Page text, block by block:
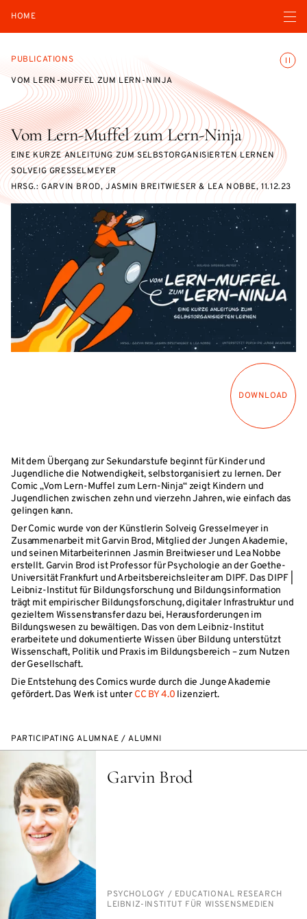
HOME Open
PUBLICATIONS
VOM LERN-MUFFEL ZUM LERN-NINJA
Vom Lern-Muffel zum Lern-Ninja
EINE KURZE ANLEITUNG ZUM SELBSTORGANISIERTEN LERNEN
SOLVEIG GRESSELMEYER
HRSG.: GARVIN BROD, JASMIN BREITWIESER & LEA NOBBE, 11.12.23
DOWNLOAD
Mit dem Übergang zur Sekundarstufe beginnt für Kinder und
Jugendliche die Notwendigkeit, selbstorganisiert zu lernen. Der
Comic „Vom Lern-Muffel zum Lern-Ninja“ zeigt Kindern und
Jugendlichen zwischen zehn und vierzehn Jahren, wie einfach das
gelingen kann.
Der Comic wurde von der Künstlerin Solveig Gresselmeyer in
Zusammenarbeit mit Garvin Brod, Mitglied der Jungen Akademie,
und seinen Mitarbeiterinnen Jasmin Breitwieser und Lea Nobbe
erstellt. Garvin Brod ist Professor für Psychologie an der Goethe-
Universität Frankfurt und Arbeitsbereichsleiter am DIPF. Das DIPF |
Leibniz-Institut für Bildungsforschung und Bildungsinformation
trägt mit empirischer Bildungsforschung, digitaler Infrastruktur und
gezieltem Wissenstransfer dazu bei, Herausforderungen im
Bildungswesen zu bewältigen. Das von dem Leibniz-Institut
erarbeitete und dokumentierte Wissen über Bildung unterstützt
Wissenschaft, Politik und Praxis im Bildungsbereich – zum Nutzen
der Gesellschaft.
Die Entstehung des Comics wurde durch die Junge Akademie
gefördert. Das Werk ist unterCC BY 4.0 lizenziert.
PARTICIPATING ALUMNAE / ALUMNI
Garvin Brod
PERSON_RESEARCH_SUBJECT
PSY­CHOL­O­GY /​ ED­U­CA­TION­AL RE­SEARCH
INSTITUTION
LEIB­NIZ-IN­STI­TUT FÜR WIS­SENS­ME­DI­EN